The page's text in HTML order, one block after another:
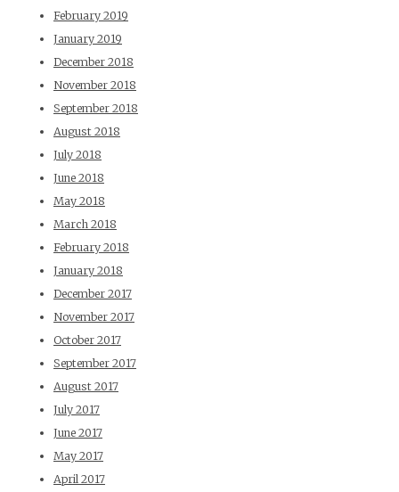
February 2019
January 2019
December 2018
November 2018
September 2018
August 2018
July 2018
June 2018
May 2018
March 2018
February 2018
January 2018
December 2017
November 2017
October 2017
September 2017
August 2017
July 2017
June 2017
May 2017
April 2017